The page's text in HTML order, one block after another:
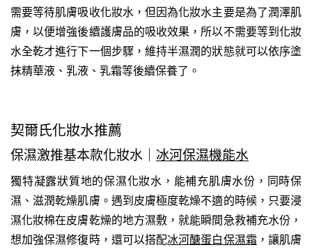
需要等待肌膚吸收化妝水，但因為化妝水主要是為了潤澤肌
膚，以便增強後續護膚品的吸收效果，所以不需要等到化妝
水全乾才進行下一個步驟，維持半濕潤的狀態就可以依序塗
抹精華液、乳液、乳霜等後續保養了。
契爾氏化妝水推薦
保濕激推基本款化妝水｜ 冰河保濕機能水
獨特凝露狀質地的保濕化妝水，能補充肌膚水份，同時保
濕、滋潤乾燥肌膚。遇到皮膚極度乾燥不適的時候，只要浸
濕化妝棉在皮膚乾燥的地方濕敷，就能瞬間急救補充水份，
想加強保濕修復時，還可以搭配冰河醣蛋白保濕霜 ，讓肌膚